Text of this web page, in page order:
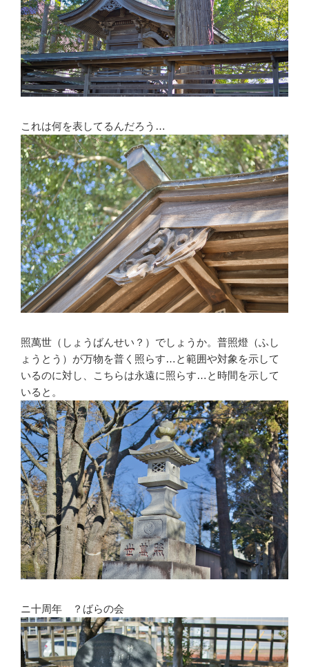
これは何を表してるんだろう…
照萬世（しょうばんせい？）でしょうか。普照燈（ふし
ょうとう）が万物を普く照らす…と範囲や対象を示して
いるのに対し、こちらは永遠に照らす…と時間を示して
いると。
ニ十周年 ？ばらの会